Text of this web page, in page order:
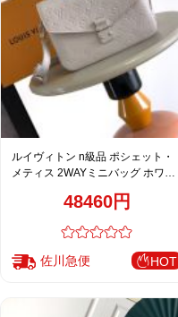
ルイヴィトン n級品 ポシェット・
メティス 2WAYミニバッグ ホワイ
練デザイン M41487 M40780
48460円
佐川急便 HOT